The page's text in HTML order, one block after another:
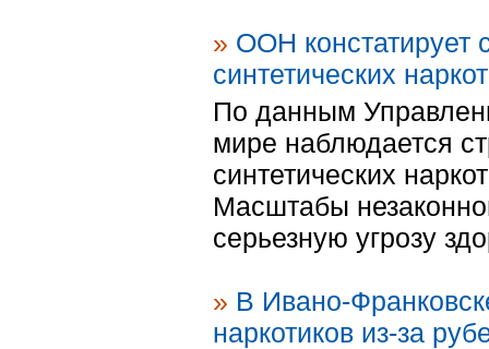
» ООН констатирует
синтетических
По данным
мире наблюдается
синтетических
Масштабы
серьезную угрозу
» В Ивано-
наркотиков из-за